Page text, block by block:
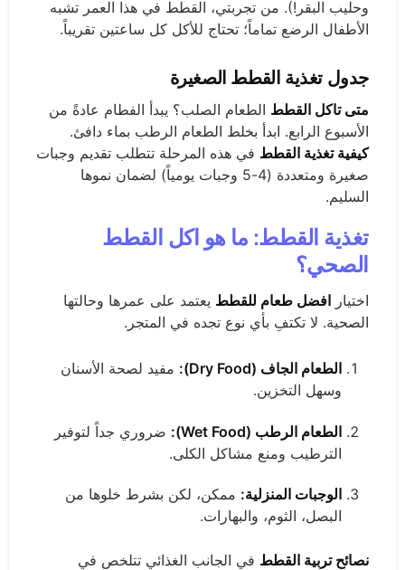
وحليب البقر!). من تجربتي، القطط في هذا العمر تشبه
الأطفال الرضع تماماً؛ تحتاج للأكل كل ساعتين تقريباً.
جدول تغذية القطط الصغيرة
متى تاكل القطط الطعام الصلب؟ يبدأ الفطام عادةً من
الأسبوع الرابع. ابدأ بخلط الطعام الرطب بماء دافئ.
كيفية تغذية القطط في هذه المرحلة تتطلب تقديم وجبات
صغيرة ومتعددة (4-5 وجبات يومياً) لضمان نموها
السليم.
تغذية القطط: ما هو اكل القطط
الصحي؟
اختيار افضل طعام للقطط يعتمد على عمرها وحالتها
الصحية. لا تكتفِ بأي نوع تجده في المتجر.
الطعام الجاف (Dry Food):
مفيد لصحة الأسنان
وسهل التخزين.
الطعام الرطب (Wet Food):
ضروري جداً لتوفير
الترطيب ومنع مشاكل الكلى.
الوجبات المنزلية: ممكن، لكن بشرط خلوها من
البصل، الثوم، والبهارات.
نصائح تربية القطط في الجانب الغذائي تتلخص في